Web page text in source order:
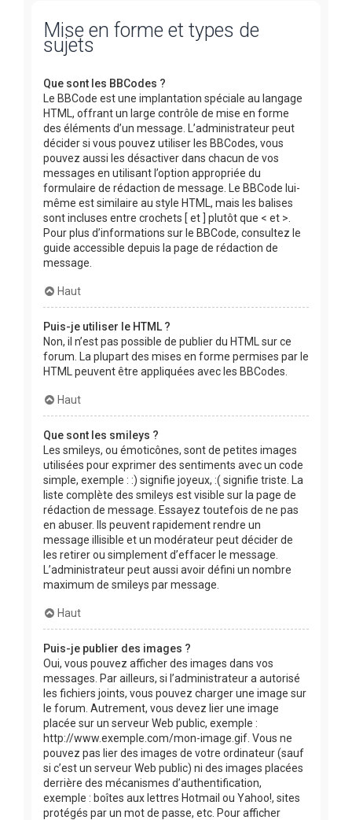
Mise en forme et types de
sujets
Que sont les BBCodes ?
Le BBCode est une implantation spéciale au langage
HTML, offrant un large contrôle de mise en forme
des éléments d’un message. L’administrateur peut
décider si vous pouvez utiliser les BBCodes, vous
pouvez aussi les désactiver dans chacun de vos
messages en utilisant l’option appropriée du
formulaire de rédaction de message. Le BBCode lui-
même est similaire au style HTML, mais les balises
sont incluses entre crochets [ et ] plutôt que < et >.
Pour plus d’informations sur le BBCode, consultez le
guide accessible depuis la page de rédaction de
message.
Haut
Puis-je utiliser le HTML ?
Non, il n’est pas possible de publier du HTML sur ce
forum. La plupart des mises en forme permises par le
HTML peuvent être appliquées avec les BBCodes.
Haut
Que sont les smileys ?
Les smileys, ou émoticônes, sont de petites images
utilisées pour exprimer des sentiments avec un code
simple, exemple : :) signifie joyeux, :( signifie triste. La
liste complète des smileys est visible sur la page de
rédaction de message. Essayez toutefois de ne pas
en abuser. Ils peuvent rapidement rendre un
message illisible et un modérateur peut décider de
les retirer ou simplement d’effacer le message.
L’administrateur peut aussi avoir défini un nombre
maximum de smileys par message.
Haut
Puis-je publier des images ?
Oui, vous pouvez afficher des images dans vos
messages. Par ailleurs, si l’administrateur a autorisé
les fichiers joints, vous pouvez charger une image sur
le forum. Autrement, vous devez lier une image
placée sur un serveur Web public, exemple :
http://www.exemple.com/mon-image.gif. Vous ne
pouvez pas lier des images de votre ordinateur (sauf
si c’est un serveur Web public) ni des images placées
derrière des mécanismes d’authentification,
exemple : boîtes aux lettres Hotmail ou Yahoo!, sites
protégés par un mot de passe, etc. Pour afficher